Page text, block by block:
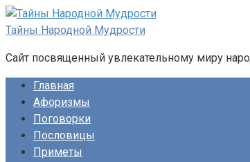
Перейти
к
Тайны Народной Мудрости
Сайт посвященный увлекательному миру
Главная
Афоризмы
Поговорки
Пословицы
Приметы